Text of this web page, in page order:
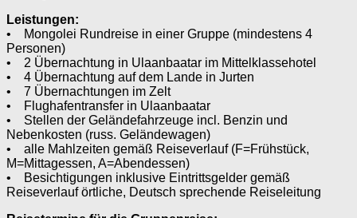
Leistungen:
• Mongolei Rundreise in einer Gruppe (mindestens 4
Personen)
• 2 Übernachtung in Ulaanbaatar im Mittelklassehotel
• 4 Übernachtung auf dem Lande in Jurten
• 7 Übernachtungen im Zelt
• Flughafentransfer in Ulaanbaatar
• Stellen der Geländefahrzeuge incl. Benzin und
Nebenkosten (russ. Geländewagen)
• alle Mahlzeiten gemäß Reiseverlauf (F=Frühstück,
M=Mittagessen, A=Abendessen)
• Besichtigungen inklusive Eintrittsgelder gemäß
Reiseverlauf örtliche, Deutsch sprechende Reiseleitung